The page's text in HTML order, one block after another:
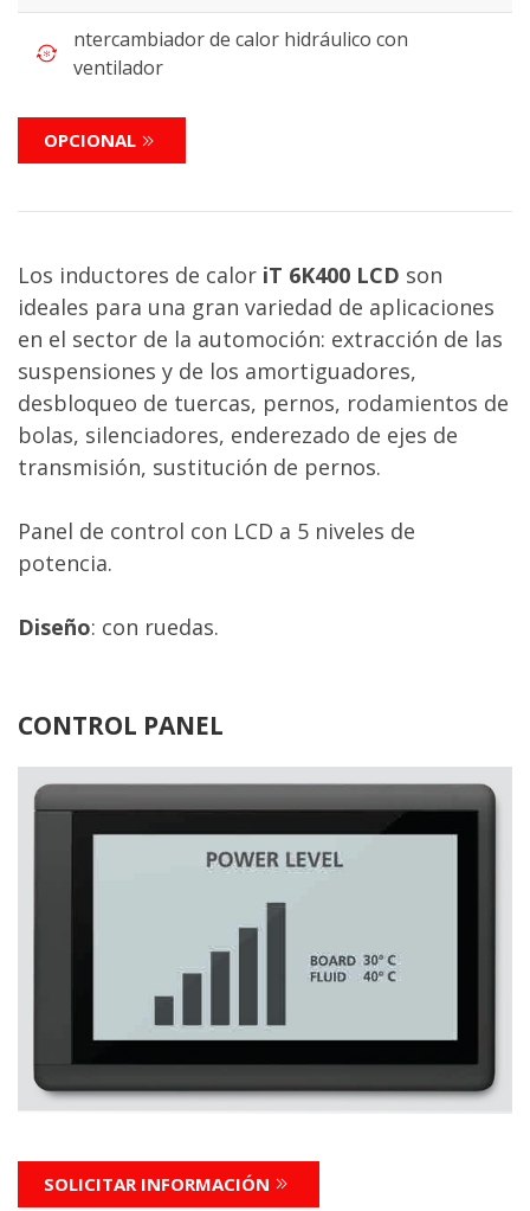
ntercambiador de calor hidráulico con
ventilador
OPCIONAL
Los inductores de calor iT 6K400 LCD son
ideales para una gran variedad de aplicaciones
en el sector de la automoción: extracción de las
suspensiones y de los amortiguadores,
desbloqueo de tuercas, pernos, rodamientos de
bolas, silenciadores, enderezado de ejes de
transmisión, sustitución de pernos.
Panel de control con LCD a 5 niveles de
potencia.
Diseño: con ruedas.
CONTROL PANEL
SOLICITAR INFORMACIÓN